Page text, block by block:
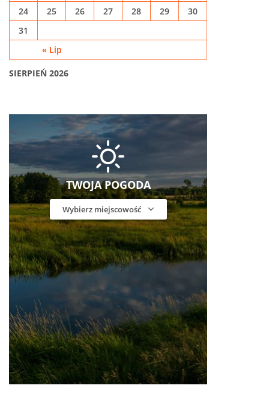
SIERPIEŃ 2026
« Lip
24
25 26 27 28 29
30
31
TWOJA POGODA
Wybierz miejscowość